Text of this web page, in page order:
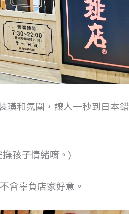
璜和氛圍，讓人一秒到日本錯
孩子情緒唷。)
會辜負店家好意。